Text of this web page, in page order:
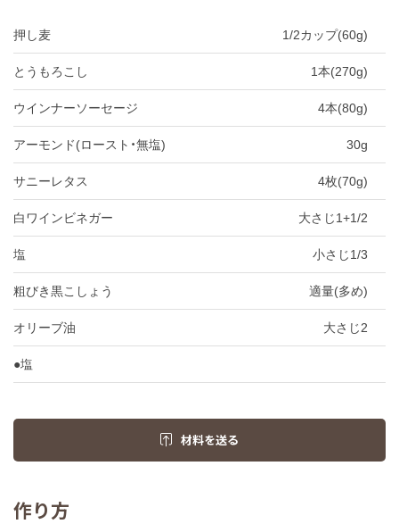
押し麦 1/2カップ(60g)
とうもろこし 1本(270g)
ウインナーソーセージ 4本(80g)
アーモンド(ロースト・無塩) 30g
サニーレタス 4枚(70g)
白ワインビネガー 大さじ1+1/2
塩 小さじ1/3
粗びき黒こしょう 適量(多め)
オリーブ油 大さじ2
●塩
材料を送る
作り方